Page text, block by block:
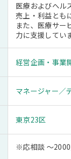
医療およびヘル
売上・利益とも
また、医療サー
力に支援してい
経営企画・事業
マネージャー／
東京23区
※応相談 ～